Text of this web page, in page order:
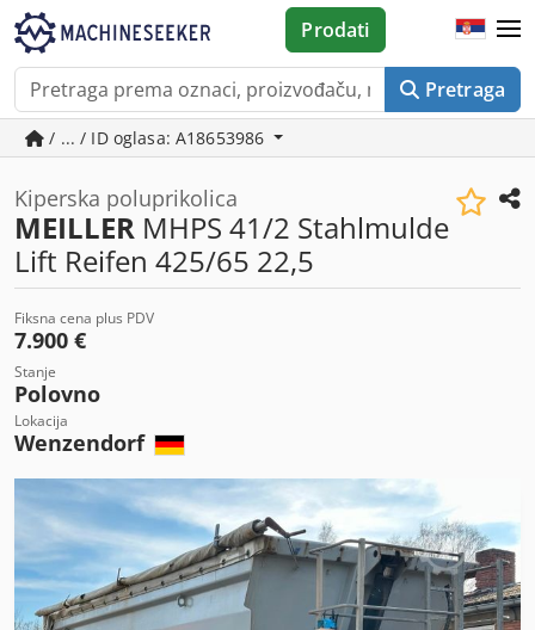
Pretraga
Prodati
/ ... / ID oglasa: A18653986
Kiperska poluprikolica
MEILLER MHPS 41/2 Stahlmulde
Lift Reifen 425/65 22,5
Fiksna cena plus PDV
7.900 €
Stanje
Polovno
Lokacija
Wenzendorf